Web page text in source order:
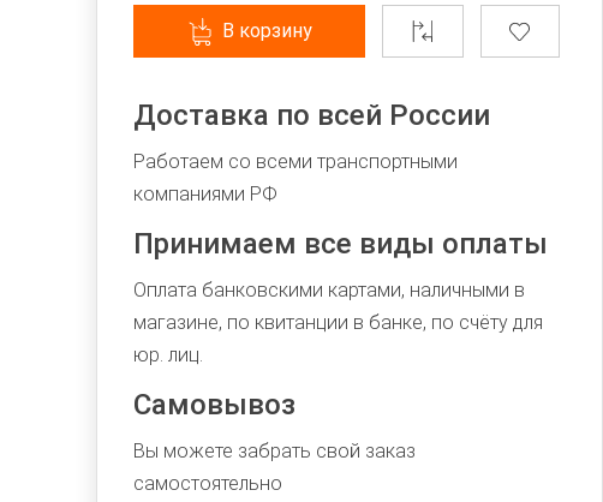
В корзину
Доставка по всей России
Работаем со всеми транспортными
компаниями РФ
Принимаем все виды оплаты
Оплата банковскими картами, наличными в
магазине, по квитанции в банке, по счёту для
юр. лиц.
Самовывоз
Вы можете забрать свой заказ
самостоятельно